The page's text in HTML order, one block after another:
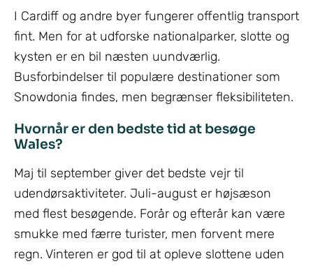
I Cardiff og andre byer fungerer offentlig transport
fint. Men for at udforske nationalparker, slotte og
kysten er en bil næsten uundværlig.
Busforbindelser til populære destinationer som
Snowdonia findes, men begrænser fleksibiliteten.
Hvornår er den bedste tid at besøge
Wales?
Maj til september giver det bedste vejr til
udendørsaktiviteter. Juli-august er højsæson
med flest besøgende. Forår og efterår kan være
smukke med færre turister, men forvent mere
regn. Vinteren er god til at opleve slottene uden